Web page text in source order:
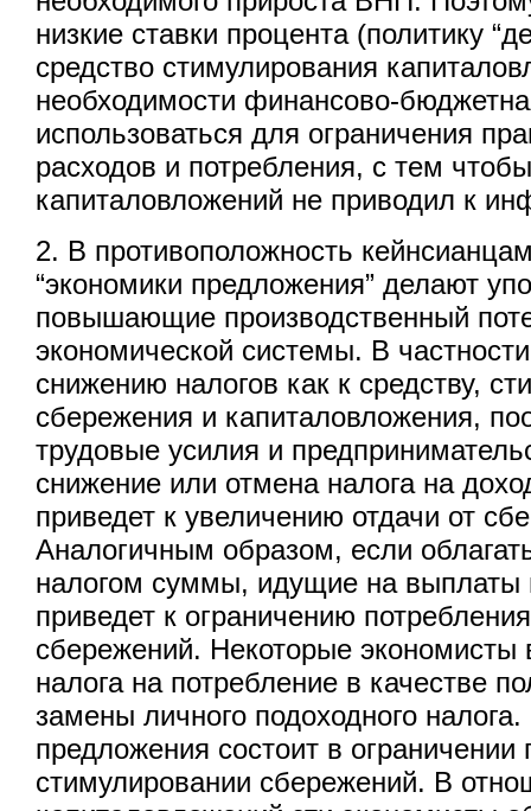
низкие ставки процента (политику
средство стимулирования
необходимости финансово-
использоваться для ограничения
расходов и потребления, с тем
капиталовложений не приводил к
2. В противоположность
“экономики предложения” делают
повышающие производственный
экономической системы. В
снижению налогов как к средству,
сбережения и капиталовложения,
трудовые усилия и
снижение или отмена налога на
приведет к увеличению отдачи от
Аналогичным образом, если
налогом суммы, идущие на выплаты
приведет к ограничению
сбережений. Некоторые экономисты
налога на потребление в качестве
замены личного подоходного
предложения состоит в ограничении
стимулировании сбережений. В